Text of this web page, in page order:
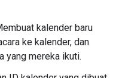
kalender baru
ke kalender, dan
yang mereka ikuti.